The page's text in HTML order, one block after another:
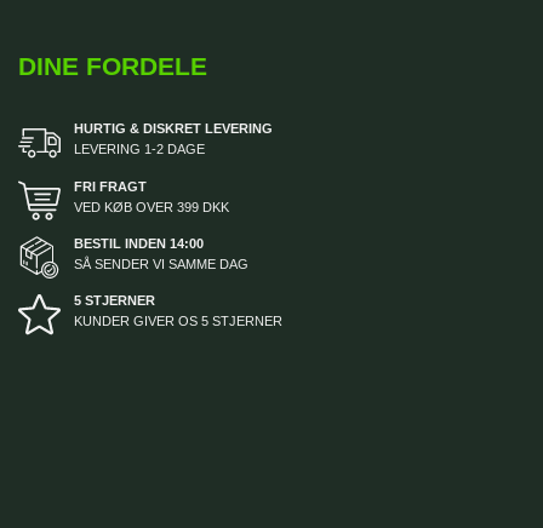
DINE FORDELE
HURTIG & DISKRET LEVERING
LEVERING 1-2 DAGE
FRI FRAGT
VED KØB OVER 399 DKK
BESTIL INDEN 14:00
SÅ SENDER VI SAMME DAG
5 STJERNER
KUNDER GIVER OS 5 STJERNER